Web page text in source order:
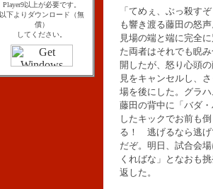
Player9以上が必要です。
以下よりダウンロード（無
償）
してください。
「てめぇ、ぶっ殺す
も響き渡る藤田の怒
見場の端と端に完全
た両者はそれでも睨
開したが、怒り心頭
見をキャンセルし、
場を後にした。グラ
藤田の背中に「バダ
したキックでお前も
る！ 逃げるなら逃げ
だぞ。明日、試合会
くればな」となおも
返した。